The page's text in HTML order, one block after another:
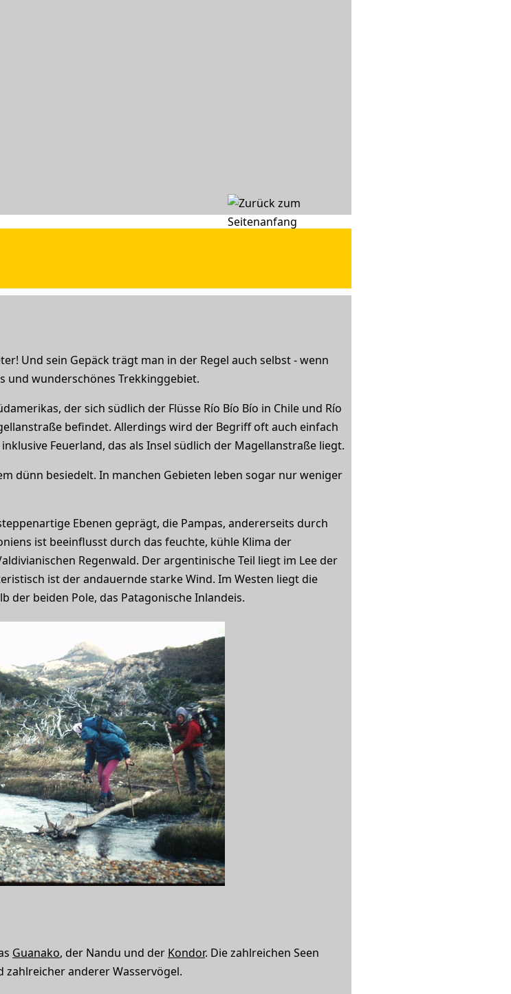
Und sein Gepäck trägt man in der Regel auch selbst - wenn
und wunderschönes Trekkinggebiet.
der sich südlich der Flüsse Río Bío Bío in Chile und Río
befindet. Allerdings wird der Begriff oft auch einfach
Feuerland, das als Insel südlich der Magellanstraße liegt.
dünn besiedelt. In manchen Gebieten leben sogar nur weniger
Ebenen geprägt, die Pampas, andererseits durch
ist beeinflusst durch das feuchte, kühle Klima der
Regenwald. Der argentinische Teil liegt im Lee der
ist der andauernde starke Wind. Im Westen liegt die
der beiden Pole, das Patagonische Inlandeis.
Guanako, der Nandu und der Kondor. Die zahlreichen Seen
zahlreicher anderer Wasservögel.